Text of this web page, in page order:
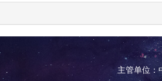
主管单位：